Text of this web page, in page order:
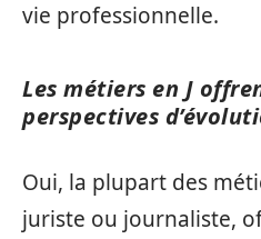
vie professionnelle.
Les métiers en J
perspectives
Oui, la plupart des
juriste ou journaliste,